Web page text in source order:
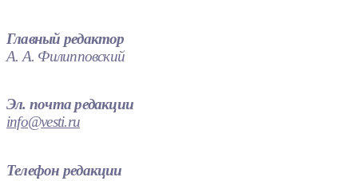
Главный редактор
А. А. Филипповский
Эл. почта редакции
info@vesti.ru
Телефон редакции